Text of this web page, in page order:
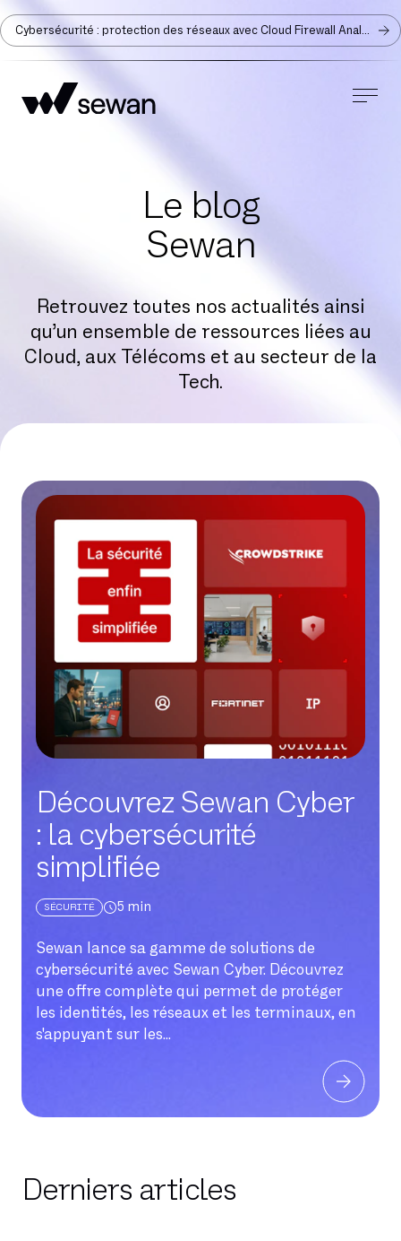
Cybersécurité : protection des réseaux avec Cloud Firewall Analyzer
Le blog
Sewan
Retrouvez toutes nos actualités ainsi
qu’un ensemble de ressources liées au
Cloud, aux Télécoms et au secteur de la
Tech.
Découvrez Sewan Cyber
: la cybersécurité
simplifiée
SÉCURITÉ 5 min
Sewan lance sa gamme de solutions de
cybersécurité avec Sewan Cyber. Découvrez
une offre complète qui permet de protéger
les identités, les réseaux et les terminaux, en
s'appuyant sur les...
Derniers articles